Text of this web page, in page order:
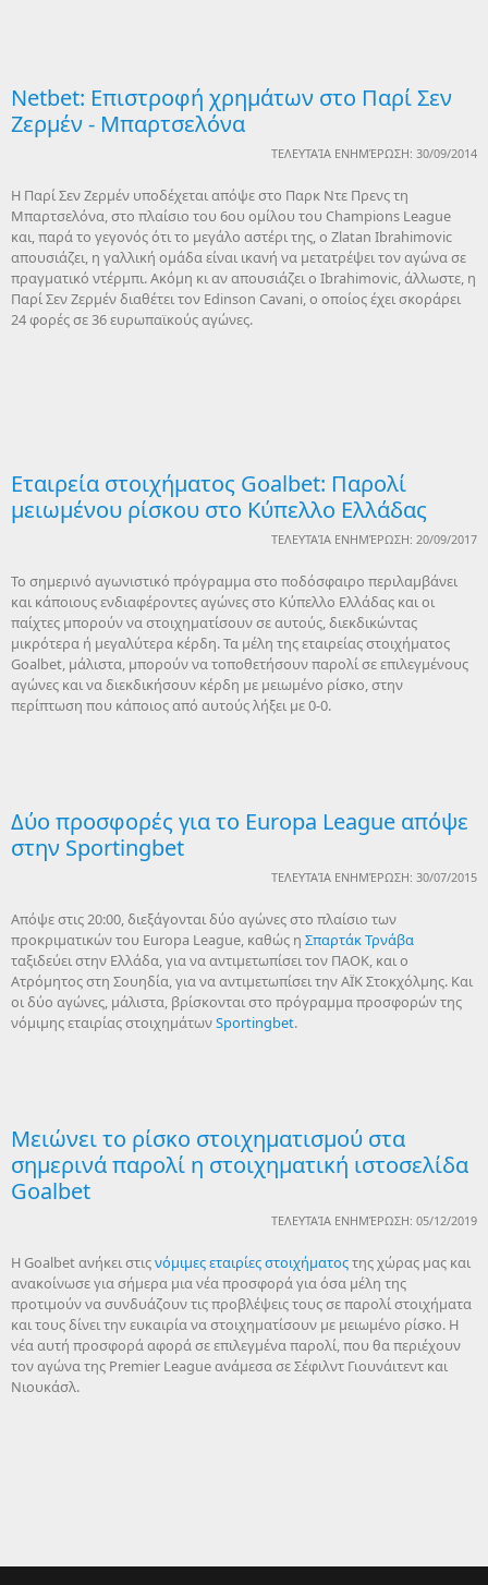
Netbet: Επιστροφή χρημάτων στο Παρί Σεν
Ζερμέν - Μπαρτσελόνα
ΤΕΛΕΥΤΑΊΑ ΕΝΗΜΈΡΩΣΗ: 30/09/2014
H Παρί Σεν Ζερμέν υποδέχεται απόψε στο Παρκ Ντε Πρενς τη
Μπαρτσελόνα, στο πλαίσιο του 6ου ομίλου του Champions League
και, παρά το γεγονός ότι το μεγάλο αστέρι της, ο Zlatan Ibrahimovic
απουσιάζει, η γαλλική ομάδα είναι ικανή να μετατρέψει τον αγώνα σε
πραγματικό ντέρμπι. Ακόμη κι αν απουσιάζει ο Ibrahimovic, άλλωστε, η
Παρί Σεν Ζερμέν διαθέτει τον Edinson Cavani, ο οποίος έχει σκοράρει
24 φορές σε 36 ευρωπαϊκούς αγώνες.
Εταιρεία στοιχήματος Goalbet: Παρολί
μειωμένου ρίσκου στο Κύπελλο Ελλάδας
ΤΕΛΕΥΤΑΊΑ ΕΝΗΜΈΡΩΣΗ: 20/09/2017
Το σημερινό αγωνιστικό πρόγραμμα στο ποδόσφαιρο περιλαμβάνει
και κάποιους ενδιαφέροντες αγώνες στο Κύπελλο Ελλάδας και οι
παίχτες μπορούν να στοιχηματίσουν σε αυτούς, διεκδικώντας
μικρότερα ή μεγαλύτερα κέρδη. Τα μέλη της εταιρείας στοιχήματος
Goalbet, μάλιστα, μπορούν να τοποθετήσουν παρολί σε επιλεγμένους
αγώνες και να διεκδικήσουν κέρδη με μειωμένο ρίσκο, στην
περίπτωση που κάποιος από αυτούς λήξει με 0-0.
Δύο προσφορές για το Europa League απόψε
στην Sportingbet
ΤΕΛΕΥΤΑΊΑ ΕΝΗΜΈΡΩΣΗ: 30/07/2015
Απόψε στις 20:00, διεξάγονται δύο αγώνες στο πλαίσιο των
προκριματικών του Europa League, καθώς η Σπαρτάκ Τρνάβα
ταξιδεύει στην Ελλάδα, για να αντιμετωπίσει τον ΠΑΟΚ, και ο
Ατρόμητος στη Σουηδία, για να αντιμετωπίσει την ΑΪΚ Στοκχόλμης. Και
οι δύο αγώνες, μάλιστα, βρίσκονται στο πρόγραμμα προσφορών της
νόμιμης εταιρίας στοιχημάτωνSportingbet.
Μειώνει το ρίσκο στοιχηματισμού στα
σημερινά παρολί η στοιχηματική ιστοσελίδα
Goalbet
ΤΕΛΕΥΤΑΊΑ ΕΝΗΜΈΡΩΣΗ: 05/12/2019
Η Goalbet ανήκει στιςνόμιμες εταιρίες στοιχήματοςτης χώρας μας και
ανακοίνωσε για σήμερα μια νέα προσφορά για όσα μέλη της
προτιμούν να συνδυάζουν τις προβλέψεις τους σε παρολί στοιχήματα
και τους δίνει την ευκαιρία να στοιχηματίσουν με μειωμένο ρίσκο. Η
νέα αυτή προσφορά αφορά σε επιλεγμένα παρολί, που θα περιέχουν
τον αγώνα της Premier League ανάμεσα σε Σέφιλντ Γιουνάιτεντ και
Νιουκάσλ.